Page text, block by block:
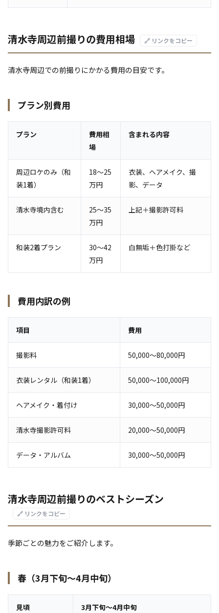
清水寺周辺前撮りの費用相場 🔗 リンクをコピー
清水寺周辺での前撮りにかかる費用の目安です。
プラン別費用
プラン
費用相
場
含まれる内容
周辺ロケのみ（和
装1着）
18〜25
万円
衣装、ヘアメイク、撮
影、データ
清水寺境内含む
25〜35
万円
上記＋撮影許可料
和装2着プラン
30〜42
万円
白無垢＋色打掛など
費用内訳の例
項目 費用
撮影料 50,000〜80,000円
衣装レンタル（和装1着） 50,000〜100,000円
ヘアメイク・着付け 30,000〜50,000円
清水寺撮影許可料 20,000〜50,000円
データ・アルバム 30,000〜50,000円
清水寺周辺前撮りのベストシーズン
🔗 リンクをコピー
季節ごとの魅力をご紹介します。
春（3月下旬〜4月中旬）
見頃 3月下旬〜4月中旬